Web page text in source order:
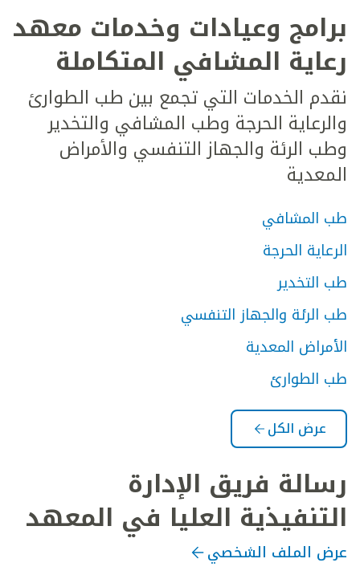
برامج وعيادات وخدمات معهد
رعاية المشافي المتكاملة
نقدم الخدمات التي تجمع بين طب الطوارئ
والرعاية الحرجة وطب المشافي والتخدير
وطب الرئة والجهاز التنفسي والأمراض
المعدية
طب المشافي
الرعاية الحرجة
طب التخدير
طب الرئة والجهاز التنفسي
الأمراض المعدية
طب الطوارئ
عرض الكل
رسالة فريق الإدارة
التنفيذية العليا في المعهد
عرض الملف الشخصي